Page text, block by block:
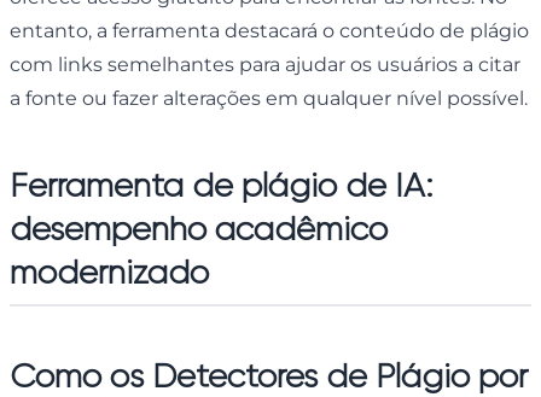
entanto, a ferramenta destacará o conteúdo de plágio
com links semelhantes para ajudar os usuários a citar
a fonte ou fazer alterações em qualquer nível possível.
Ferramenta de plágio de IA:
desempenho acadêmico
modernizado
Como os Detectores de Plágio por